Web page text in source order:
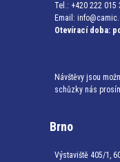
Tel.: +420 222 015
Email:
Otevírací doba:
Návštěvy jsou
schůzky nás
Brno
Výstaviště 405/1,